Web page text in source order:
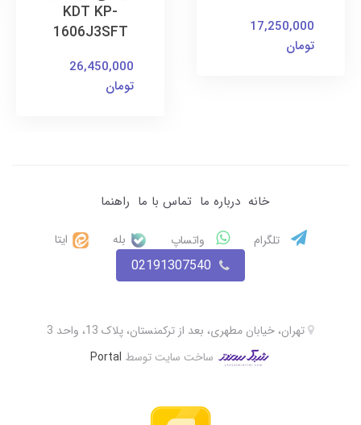
17,250,000
تومان
KDT KP-
1606J3SFT
26,450,000
تومان
خانه درباره ما تماس با ما راهنما
تلگرام واتساپ بله ایتا
02191307540
ساخت سایت توسط Portal
تهران، خیابان مطهری، بعد از ترکمنستان، پلاک 13، واحد 3